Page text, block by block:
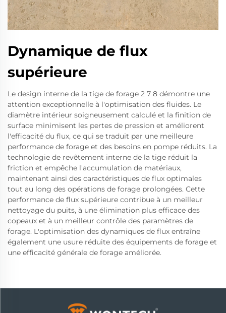
Dynamique de flux
supérieure
Le design interne de la tige de forage 2 7 8 démontre une
attention exceptionnelle à l'optimisation des fluides. Le
diamètre intérieur soigneusement calculé et la finition de
surface minimisent les pertes de pression et améliorent
l'efficacité du flux, ce qui se traduit par une meilleure
performance de forage et des besoins en pompe réduits. La
technologie de revêtement interne de la tige réduit la
friction et empêche l'accumulation de matériaux,
maintenant ainsi des caractéristiques de flux optimales
tout au long des opérations de forage prolongées. Cette
performance de flux supérieure contribue à un meilleur
nettoyage du puits, à une élimination plus efficace des
copeaux et à un meilleur contrôle des paramètres de
forage. L'optimisation des dynamiques de flux entraîne
également une usure réduite des équipements de forage et
une efficacité générale de forage améliorée.